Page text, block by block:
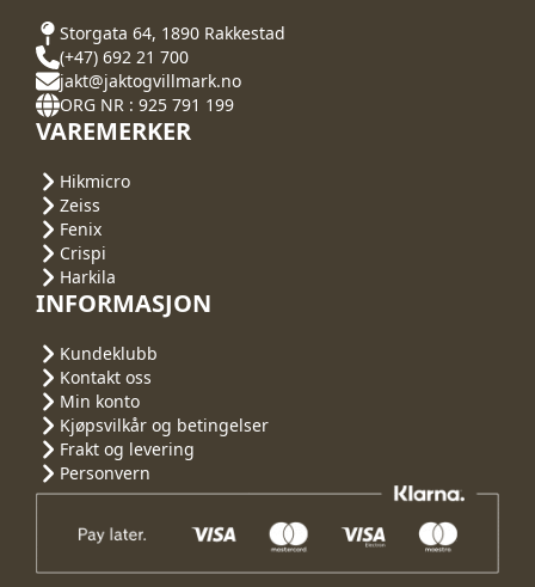
Storgata 64, 1890 Rakkestad
(+47) 692 21 700
jakt@jaktogvillmark.no
ORG NR : 925 791 199
VAREMERKER
Hikmicro
Zeiss
Fenix
Crispi
Harkila
INFORMASJON
Kundeklubb
Kontakt oss
Min konto
Kjøpsvilkår og betingelser
Frakt og levering
Personvern